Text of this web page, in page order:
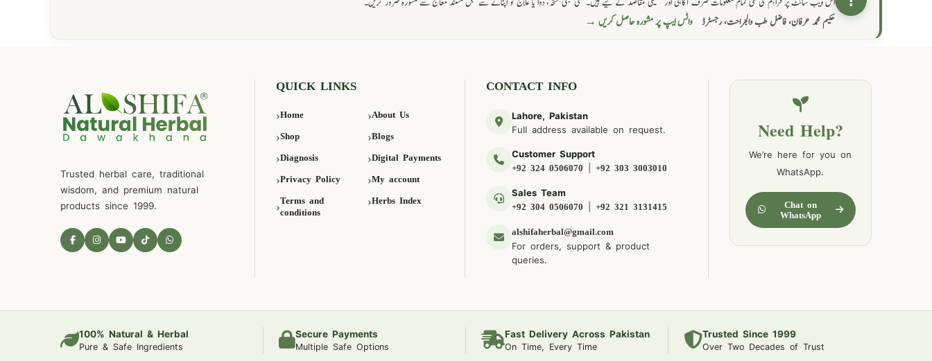
حکیم محمد عرفان، فاضل طب والجراحت، رجسٹرڈ واٹس ایپ پر مشورہ حاصل کریں →
Trusted herbal care, traditional
wisdom, and premium natural
products since 1999.
QUICK LINKS
Home About Us
Shop Blogs
Diagnosis Digital Payments
Privacy Policy My account
Terms and
conditions
Herbs Index
CONTACT INFO
Lahore, Pakistan
Full address available on request.
Customer Support
+92 324 0506070 |+92 303 3003010
Sales Team
+92 304 0506070 |+92 321 3131415
alshifaherbal@gmail.com
For orders, support & product
queries.
Need Help?
We’re here for you on
WhatsApp.
Chat on
WhatsApp
100% Natural & Herbal
Pure & Safe Ingredients
Secure Payments
Multiple Safe Options
Fast Delivery Across Pakistan
On Time, Every Time
Trusted Since 1999
Over Two Decades of Trust